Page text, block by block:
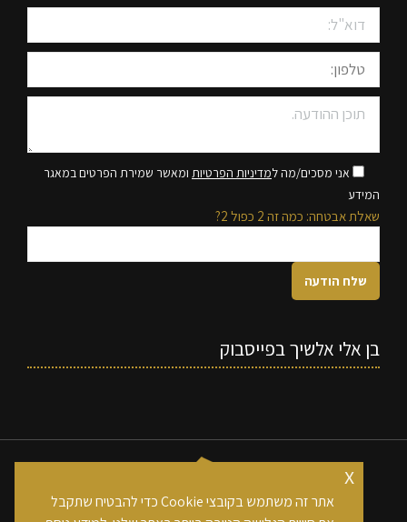
אני מסכים/מה למדיניות הפרטיות ומאשר שמירת הפרטים במאגר
המידע
שאלת אבטחה: כמה זה 2 כפול 2?
בן אלי אלשיך בפייסבוק
אתר זה משתמש בקובצי Cookie כדי להבטיח שתקבל
x